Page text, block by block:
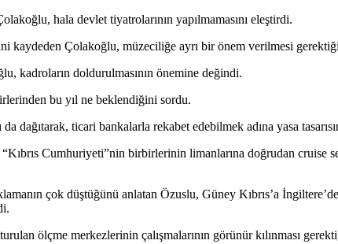
hala devlet tiyatrolarının yapılmamasını eleştirdi.
kaydeden Çolakoğlu, müzeciliğe ayrı bir önem verilmesi
kadroların doldurulmasının önemine değindi.
bu yıl ne beklendiğini sordu.
da dağıtarak, ticari bankalarla rekabet edebilmek adına yasa
Cumhuriyeti”nin birbirlerinin limanlarına doğrudan
çok düştüğünü anlatan Özuslu, Güney Kıbrıs’a
ölçme merkezlerinin çalışmalarının görünür kılınması